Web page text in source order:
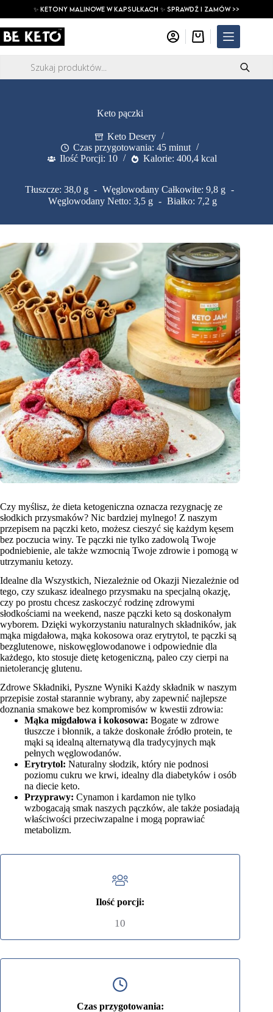
treści
✨ ketony malinowe w kapsułkach ✨ SPRAWDŹ I ZAMÓW >>
Koszyk
produktów
Keto pączki
Keto Desery
Czas przygotowania: 45 minut
Ilość Porcji: 10
Kalorie: 400,4 kcal
Tłuszcze: 38,0 g
Węglowodany Całkowite: 9,8 g
Węglowodany Netto: 3,5 g
Białko: 7,2 g
Czy myślisz, że dieta ketogeniczna oznacza rezygnację ze
słodkich przysmaków? Nic bardziej mylnego! Z naszym
przepisem na pączki keto, możesz cieszyć się każdym kęsem
bez poczucia winy. Te pączki nie tylko zadowolą Twoje
podniebienie, ale także wzmocnią Twoje zdrowie i pomogą w
utrzymaniu ketozy.
Idealne dla Wszystkich, Niezależnie od Okazji Niezależnie od
tego, czy szukasz idealnego przysmaku na specjalną okazję,
czy po prostu chcesz zaskoczyć rodzinę zdrowymi
słodkościami na weekend, nasze pączki keto są doskonałym
wyborem. Dzięki wykorzystaniu naturalnych składników, jak
mąka migdałowa, mąka kokosowa oraz erytrytol, te pączki są
bezglutenowe, niskowęglowodanowe i odpowiednie dla
każdego, kto stosuje dietę ketogeniczną, paleo czy cierpi na
nietolerancję glutenu.
Zdrowe Składniki, Pyszne Wyniki Każdy składnik w naszym
przepisie został starannie wybrany, aby zapewnić najlepsze
doznania smakowe bez kompromisów w kwestii zdrowia:
Mąka migdałowa i kokosowa: Bogate w zdrowe
tłuszcze i błonnik, a także doskonałe źródło protein, te
mąki są idealną alternatywą dla tradycyjnych mąk
pełnych węglowodanów.
Erytrytol: Naturalny słodzik, który nie podnosi
poziomu cukru we krwi, idealny dla diabetyków i osób
na diecie keto.
Przyprawy: Cynamon i kardamon nie tylko
wzbogacają smak naszych pączków, ale także posiadają
właściwości przeciwzapalne i mogą poprawiać
metabolizm.
Ilość porcji:
10
Czas przygotowania: